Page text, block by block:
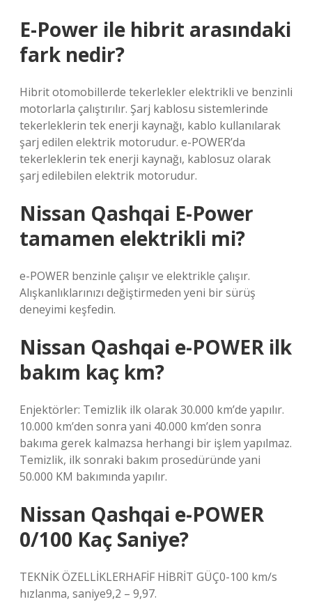
E-Power ile hibrit arasındaki
fark nedir?
Hibrit otomobillerde tekerlekler elektrikli ve benzinli
motorlarla çalıştırılır. Şarj kablosu sistemlerinde
tekerleklerin tek enerji kaynağı, kablo kullanılarak
şarj edilen elektrik motorudur. e-POWER’da
tekerleklerin tek enerji kaynağı, kablosuz olarak
şarj edilebilen elektrik motorudur.
Nissan Qashqai E-Power
tamamen elektrikli mi?
e-POWER benzinle çalışır ve elektrikle çalışır.
Alışkanlıklarınızı değiştirmeden yeni bir sürüş
deneyimi keşfedin.
Nissan Qashqai e-POWER ilk
bakım kaç km?
Enjektörler: Temizlik ilk olarak 30.000 km’de yapılır.
10.000 km’den sonra yani 40.000 km’den sonra
bakıma gerek kalmazsa herhangi bir işlem yapılmaz.
Temizlik, ilk sonraki bakım prosedüründe yani
50.000 KM bakımında yapılır.
Nissan Qashqai e-POWER
0/100 Kaç Saniye?
TEKNİK ÖZELLİKLERHAFİF HİBRİT GÜÇ0-100 km/s
hızlanma, saniye9,2 – 9,97.